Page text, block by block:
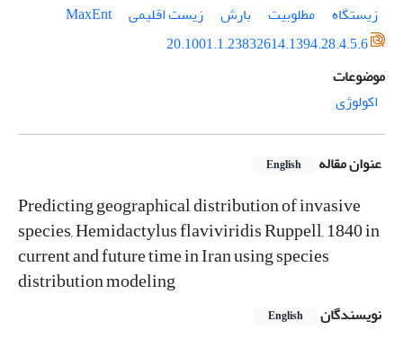
زیستگاه
مطلوبیت بارش زیست اقلیمی
MaxEnt
20.1001.1.23832614.1394.28.4.5.6
موضوعات
اکولوژی
عنوان مقاله English
Predicting geographical distribution of invasive
species, Hemidactylus flaviviridis Ruppell, 1840 in
current and future time in Iran using species
distribution modeling
نویسندگان English